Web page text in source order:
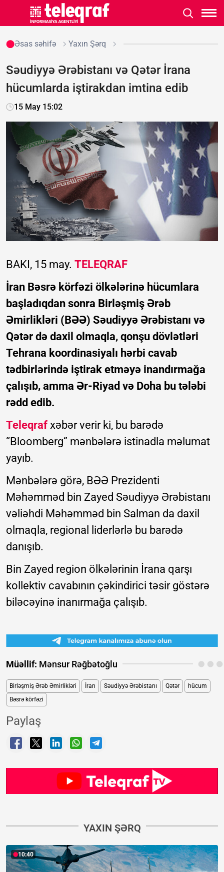
Əsas səhifə Yaxın Şərq
Səudiyyə Ərəbistanı və Qətər İrana
hücumlarda iştirakdan imtina edib
15 May 15:02
BAKI, 15 may. TELEQRAF
İran Bəsrə körfəzi ölkələrinə hücumlara
başladıqdan sonra Birləşmiş Ərəb
Əmirlikləri (BƏƏ) Səudiyyə Ərəbistanı və
Qətər də daxil olmaqla, qonşu dövlətləri
Tehrana koordinasiyalı hərbi cavab
tədbirlərində iştirak etməyə inandırmağa
çalışıb, amma Ər-Riyad və Doha bu tələbi
rədd edib.
Teleqraf xəbər verir ki, bu barədə
“Bloomberg” mənbələrə istinadla məlumat
yayıb.
Mənbələrə görə, BƏƏ Prezidenti
Məhəmməd bin Zayed Səudiyyə Ərəbistanı
vəliəhdi Məhəmməd bin Salman da daxil
olmaqla, regional liderlərlə bu barədə
danışıb.
Bin Zayed region ölkələrinin İrana qarşı
kollektiv cavabının çəkindirici təsir göstərə
biləcəyinə inanırmağa çalışıb.
Müəllif: Mənsur Rəğbətoğlu
Birləşmiş Ərəb Əmirlikləri İran Səudiyyə Ərəbistanı Qətər
hücum
Bəsrə körfəzi
Paylaş
YAXIN ŞƏRQ
10:40